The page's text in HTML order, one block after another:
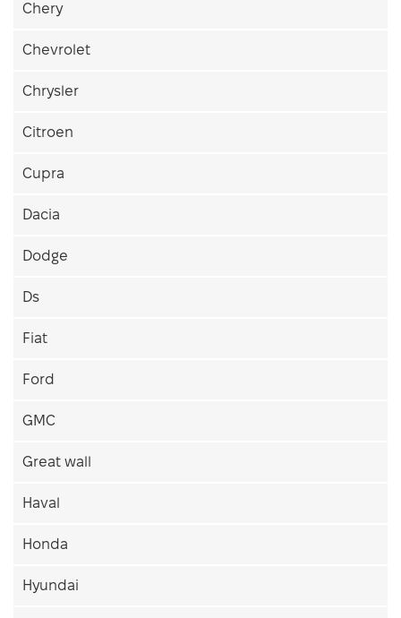
Chery
Chevrolet
Chrysler
Citroen
Cupra
Dacia
Dodge
Ds
Fiat
Ford
GMC
Great wall
Haval
Honda
Hyundai